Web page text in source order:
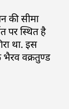
की सीमा
पर स्थित है
था. इस
भैरव वक्रतुण्ड